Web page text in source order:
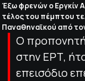
Έξω φρενών ο Εργκίν
τέλος του πέμπτου
Παναθηναϊκού από
Ο
στην ΕΡΤ,
επεισόδιο